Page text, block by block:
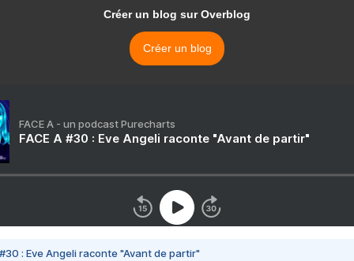
Créer un blog sur Overblog
Créer un blog
FACE A - un podcast Purecharts
FACE A #30 : Eve Angeli raconte "Avant de partir"
#30 : Eve Angeli raconte "Avant de partir"